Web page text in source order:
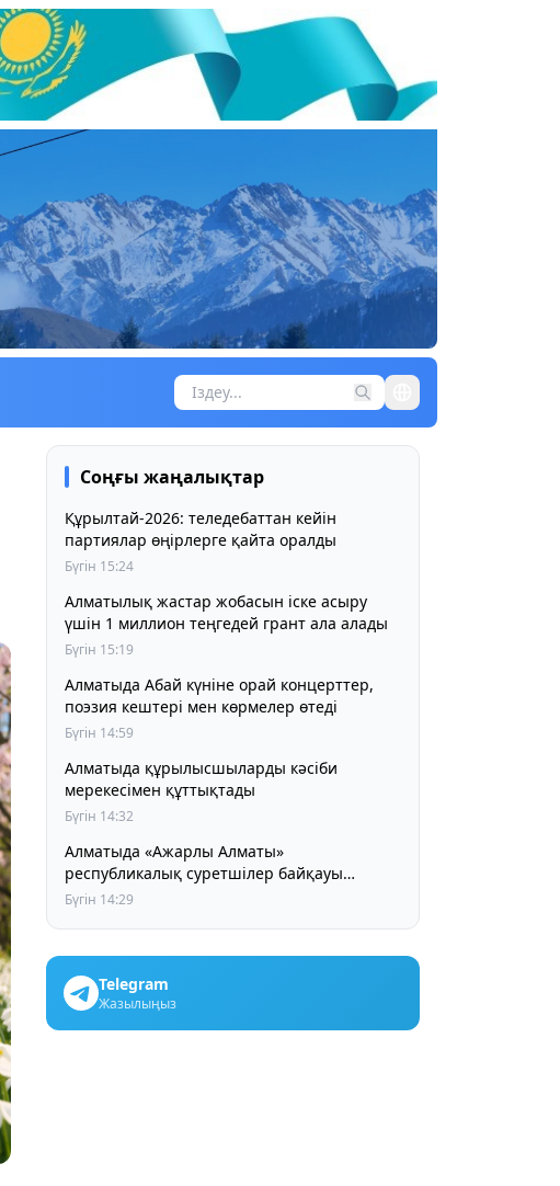
Соңғы жаңалықтар
Құрылтай-2026: теледебаттан кейін
партиялар өңірлерге қайта оралды
Бүгін 15:24
Алматылық жастар жобасын іске асыру
үшін 1 миллион теңгедей грант ала алады
Бүгін 15:19
Алматыда Абай күніне орай концерттер,
поэзия кештері мен көрмелер өтеді
Бүгін 14:59
Алматыда құрылысшыларды кәсіби
мерекесімен құттықтады
Бүгін 14:32
Алматыда «Ажарлы Алматы»
республикалық суретшілер байқауы
басталды
Бүгін 14:29
Telegram
Жазылыңыз